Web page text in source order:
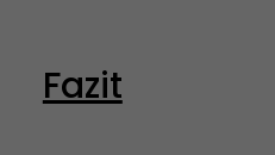
Fazit